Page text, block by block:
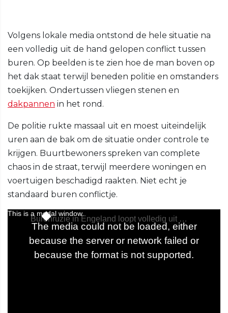
Volgens lokale media ontstond de hele situatie na
een volledig uit de hand gelopen conflict tussen
buren. Op beelden is te zien hoe de man boven op
het dak staat terwijl beneden politie en omstanders
toekijken. Ondertussen vliegen stenen en
dakpannen in het rond.
De politie rukte massaal uit en moest uiteindelijk
uren aan de bak om de situatie onder controle te
krijgen. Buurtbewoners spreken van complete
chaos in de straat, terwijl meerdere woningen en
voertuigen beschadigd raakten. Niet echt je
standaard buren conflictje.